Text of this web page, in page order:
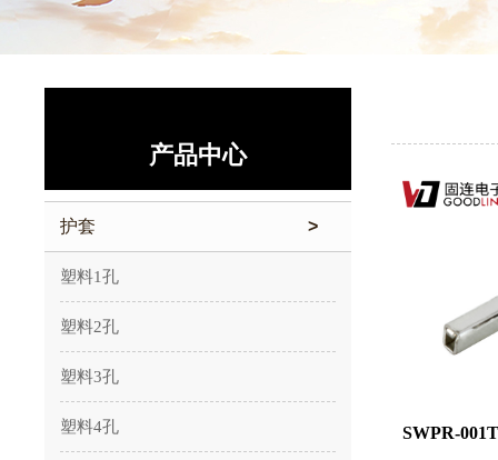
产品中心
护套 >
塑料1孔
塑料2孔
塑料3孔
塑料4孔 SWPR-